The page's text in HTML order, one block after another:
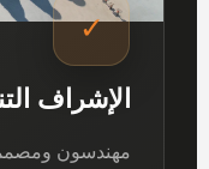
✓
الإشراف
مهندسون